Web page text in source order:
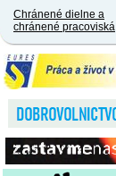
Chránené dielne a
chránené pracoviská